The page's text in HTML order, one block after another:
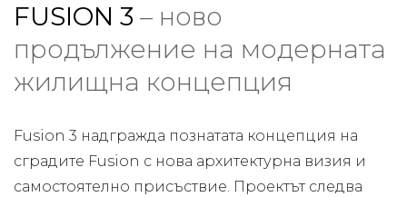
FUSION 3 – ново
продължение на модерната
жилищна концепция
Fusion 3 надгражда познатата концепция на
сградите Fusion с нова архитектурна визия и
самостоятелно присъствие. Проектът следва